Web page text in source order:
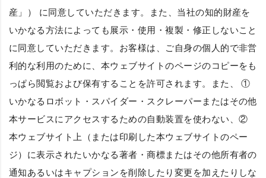
産」
） に同意していただきます。また、当社の知的財産を
いかなる方法によっても展示・使用・複製・修正しないこと
に同意していただきます。お客様は、ご自身の個人的で非営
利的な利用のために、本ウェブサイトのページのコピーをも
っぱら閲覧および保有することを許可されます。また、 ①
いかなるロボット・スパイダー・スクレーパーまたはその他
本サービスにアクセスするための自動装置を使わない、②
本ウェブサイト上（または印刷した本ウェブサイトのペー
ジ）に表示されたいかなる著者・商標またはその他所有者の
通知あるいはキャプションを削除したり変更を加えたりしな